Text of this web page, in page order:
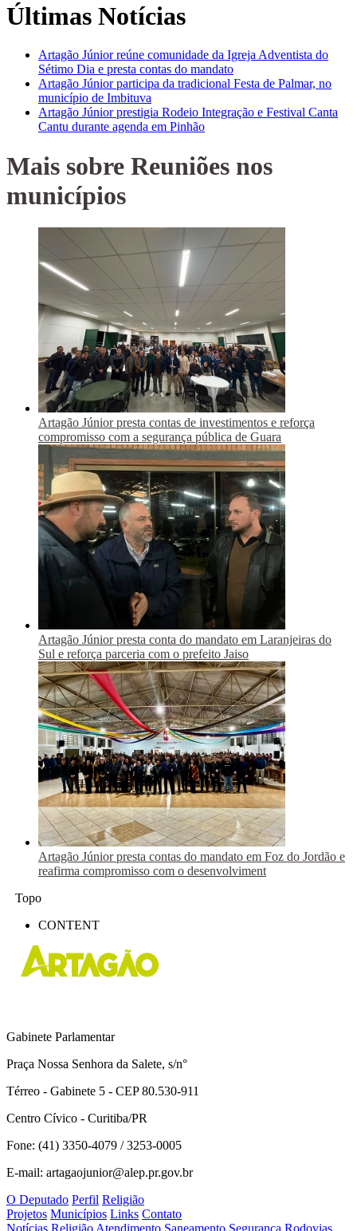
Últimas Notícias
Artagão Júnior reúne comunidade da Igreja Adventista do
Sétimo Dia e presta contas do mandato
Artagão Júnior participa da tradicional Festa de Palmar, no
município de Imbituva
Artagão Júnior prestigia Rodeio Integração e Festival Canta
Cantu durante agenda em Pinhão
Mais sobre Reuniões nos
municípios
Artagão Júnior presta contas de investimentos e reforça
compromisso com a segurança pública de Guara
Artagão Júnior presta conta do mandato em Laranjeiras do
Sul e reforça parceria com o prefeito Jaiso
Artagão Júnior presta contas do mandato em Foz do Jordão e
reafirma compromisso com o desenvolviment
Topo
CONTENT
Gabinete Parlamentar
Praça Nossa Senhora da Salete, s/n°
Térreo - Gabinete 5 - CEP 80.530-911
Centro Cívico - Curitiba/PR
Fone: (41) 3350-4079 / 3253-0005
E-mail: artagaojunior@alep.pr.gov.br
O Deputado Perfil Religião
Projetos Municípios Links Contato